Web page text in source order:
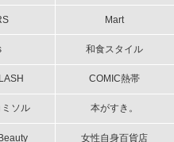
Mart
和食スタイル
COMIC熱帯
ソル 本がすき。
女性自身百貨店